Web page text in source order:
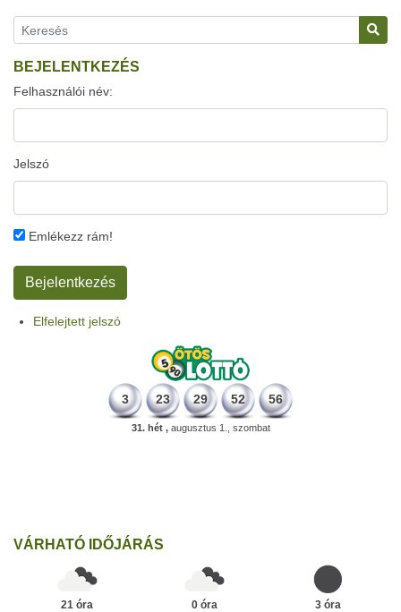
BEJELENTKEZÉS
Felhasználói név:
Jelszó
Emlékezz rám!
Elfelejtett jelszó
3 23 29 52 56
31. hét ,augusztus 1., szombat
VÁRHATÓ IDŐJÁRÁS
21 óra
0 óra
3 óra